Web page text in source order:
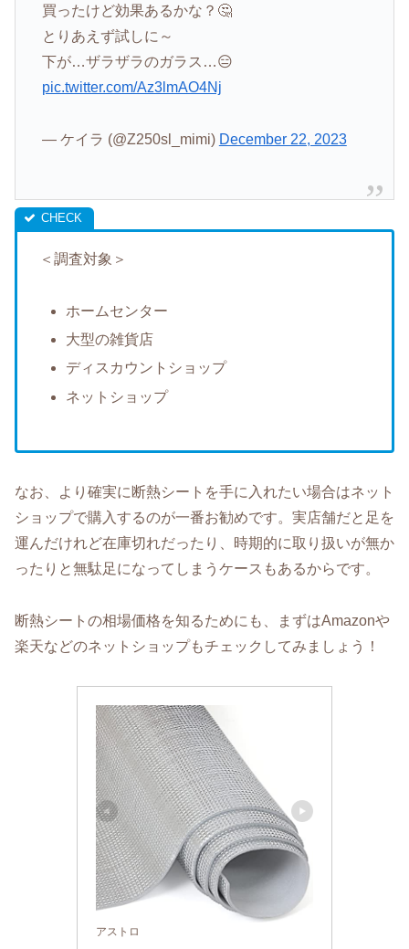
買ったけど効果あるかな？🤔
とりあえず試しに～
下が…ザラザラのガラス…😑
pic.twitter.com/Az3lmAO4Nj
— ケイラ (@Z250sl_mimi) December 22, 2023
＜調査対象＞
ホームセンター
大型の雑貨店
ディスカウントショップ
ネットショップ
なお、より確実に断熱シートを手に入れたい場合はネット
ショップで購入するのが一番お勧めです。実店舗だと足を
運んだけれど在庫切れだったり、時期的に取り扱いが無か
ったりと無駄足になってしまうケースもあるからです。
断熱シートの相場価格を知るためにも、まずはAmazonや
楽天などのネットショップもチェックしてみましょう！
アストロ